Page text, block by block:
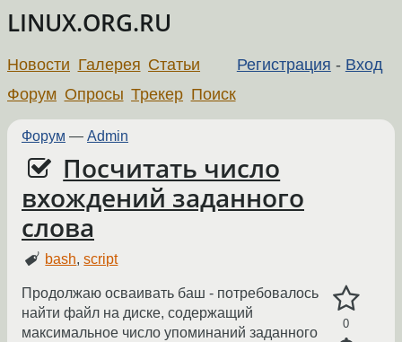
LINUX.ORG.RU
Регистрация - Вход
Новости Галерея Статьи
Форум Опросы Трекер Поиск
Форум — Admin
Посчитать число
вхождений заданного
слова
bash,script
0
Продолжаю осваивать баш - потребовалось
найти файл на диске, содержащий
максимальное число упоминаний заданного